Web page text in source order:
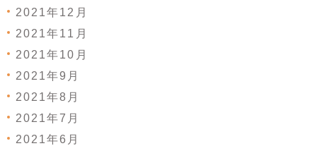
2021年12月
2021年11月
2021年10月
2021年9月
2021年8月
2021年7月
2021年6月